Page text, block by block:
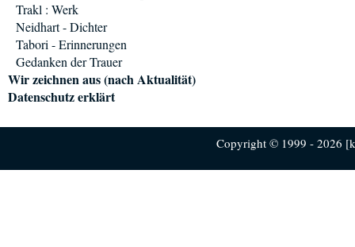
Trakl : Werk
Neidhart - Dichter
Tabori - Erinnerungen
Gedanken der Trauer
Wir zeichnen aus (nach Aktualität)
Datenschutz erklärt
Copyright © 1999 - 2026